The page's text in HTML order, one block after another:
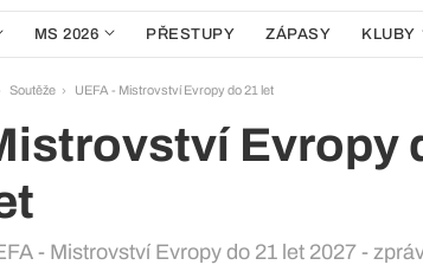
MS 2026 PŘESTUPY ZÁPASY KLUBY
Soutěže UEFA - Mistrovství Evropy do 21 let
Evropy
- Mistrovství Evropy do 21 let 2027 -